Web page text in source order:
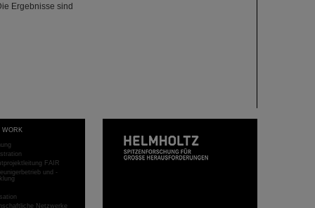
Ergebnisse sind
WORK
FAIR
und -
Netzwerke